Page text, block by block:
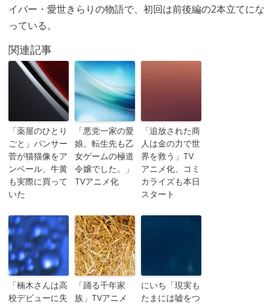
イバー・愛世きらりの物語で、初回は前後編の2本立てにな
っている。
関連記事
「薬屋のひとり
ごと」パンサー
菅が猫猫像をア
ンベール、牛黄
も実際に買って
いた
「悪党一家の愛
娘、転生先も乙
女ゲームの極道
令嬢でした。」
TVアニメ化
「追放された商
人は金の力で世
界を救う」TV
アニメ化、コミ
カライズも本日
スタート
「楠木さんは高
校デビューに失
「踊る千年家
族」TVアニメ
にいち「現実も
たまには嘘をつ